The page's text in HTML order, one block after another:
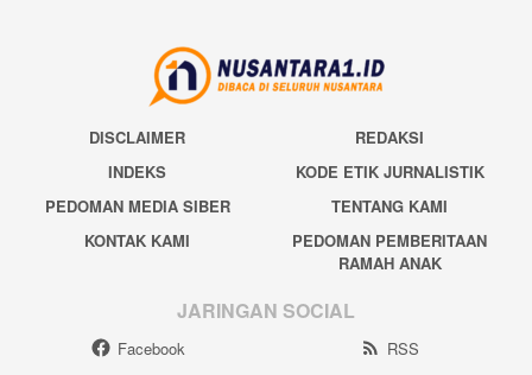
DISCLAIMER
REDAKSI
INDEKS
KODE ETIK JURNALISTIK
PEDOMAN MEDIA SIBER
TENTANG KAMI
KONTAK KAMI
PEDOMAN PEMBERITAAN
RAMAH ANAK
JARINGAN SOCIAL
Facebook RSS